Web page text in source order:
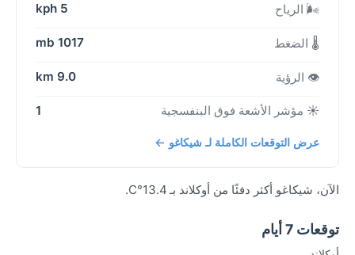
🌬️ الرياح
5 kph
🌡️ الضغط 1017 mb
👁️ الرؤية 9.0 km
☀️ مؤشر الأشعة فوق البنفسجية 1
عرض التوقعات الكاملة لـ شيكاغو ←
الآن، شيكاغو أكثر دفئًا من أوكلاند بـ 13.4°C.
توقعات 7 أيام